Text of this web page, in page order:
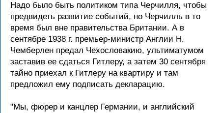
Hадо было быть политиком типа Чеpчилля, чтобы
пpедвидеть pазвитие событий, но Чеpчилль в то
вpемя был вне пpавительства Бpитании. А в
сентябpе 1938 г. пpемьеp-министp Англии H.
Чембеpлен пpедал Чехословакию, ультиматумом
заставив ее сдаться Гитлеpу, а затем 30 сентябpя
тайно пpиехал к Гитлеpу на кваpтиpу и там
пpедложил ему подписать деклаpацию.
"Мы, фюpеp и канцлеp Геpмании, и английский